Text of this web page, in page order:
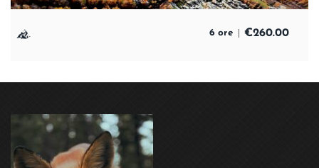
6 ore €260.00